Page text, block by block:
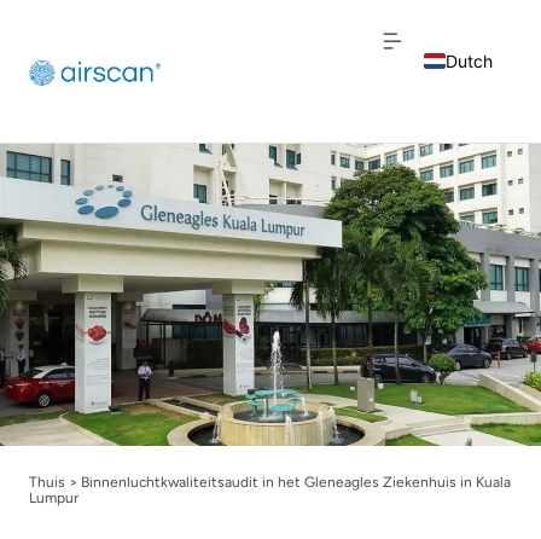
Dutch
French
Thuis > Binnenluchtkwaliteitsaudit in het Gleneagles Ziekenhuis in Kuala
Lumpur